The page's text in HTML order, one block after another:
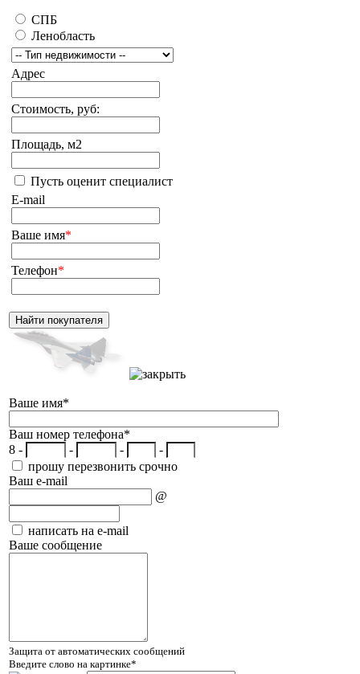
СПБ
Ленобласть
Адрес
Стоимость, руб:
Площадь, м2
Пусть оценит специалист
E-mail
Ваше имя*
Телефон*
Ваше имя*
Ваш номер телефона*
8 -
- -
-
прошу перезвонить срочно
Ваш e-mail
@
написать на e-mail
Ваше сообщение
Защита от автоматических сообщений
Введите слово на картинке*